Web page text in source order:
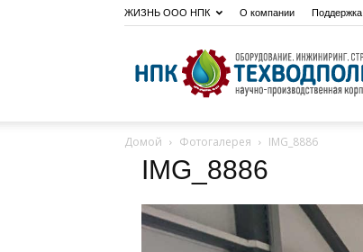
ЖИЗНЬ ООО НПК О компании Поддержка
Домой Фотогалерея IMG_8886
IMG_8886